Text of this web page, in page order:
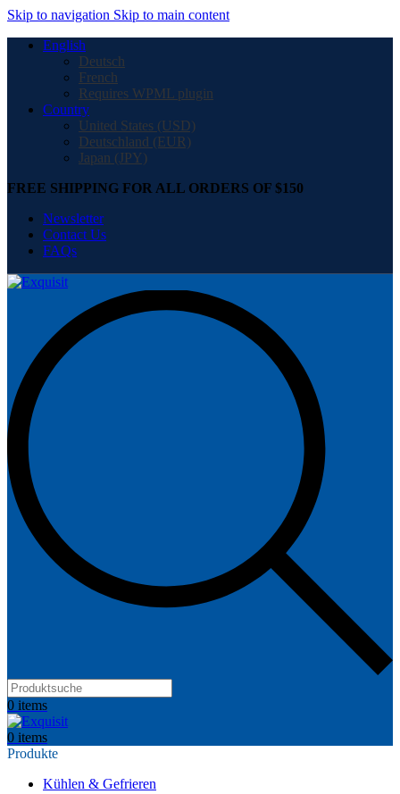
Skip to navigation Skip to main content
English
Deutsch
French
Requires WPML plugin
Country
United States (USD)
Deutschland (EUR)
Japan (JPY)
FREE SHIPPING FOR ALL ORDERS OF $150
Newsletter
Contact Us
FAQs
Products
search
0 items
0 items
Produkte
Kühlen & Gefrieren